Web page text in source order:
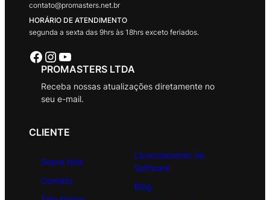
contato@promasters.net.br
HORÁRIO DE ATENDIMENTO
segunda a sexta das 9hrs às 18hrs exceto feriados.
Facebook Instagram Youtube
PROMASTERS LTDA
Receba nossas atualizações diretamente no
seu e-mail.
CLIENTE
Sobre Nós
Contato
Licenciamento de
Software
Blog